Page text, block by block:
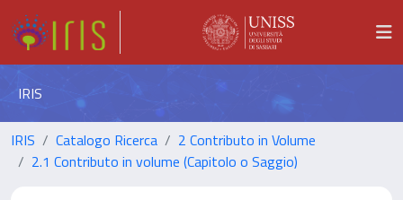
IRIS
IRIS Catalogo Ricerca
2 Contributo in Volume
2.1 Contributo in volume (Capitolo o Saggio)